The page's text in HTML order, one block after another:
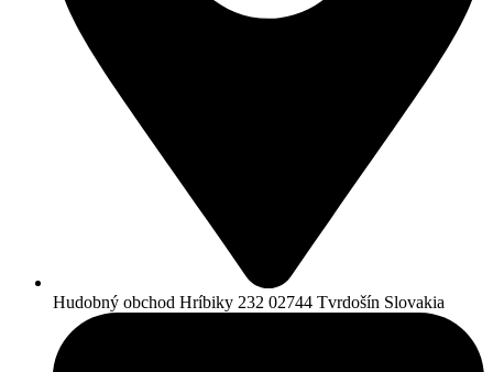
Hudobný obchod Hríbiky 232 02744 Tvrdošín Slovakia